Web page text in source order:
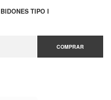
TIPO I
COMPRAR